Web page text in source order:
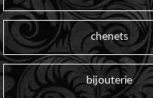
chenets
bijouterie